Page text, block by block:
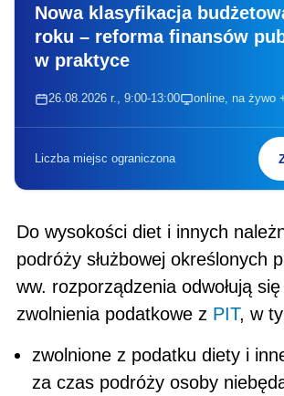
Nowa klasyfikacja
roku – reforma finansów
w praktyce
26.08.2026 r., 9:00-13:00 online, na żywo
Liczba miejsc ograniczona
Do wysokości diet i innych
podróży służbowej określonych
ww. rozporządzenia odwołują
zwolnienia podatkowe z PIT, w
zwolnione z podatku diety i
za czas podróży osoby